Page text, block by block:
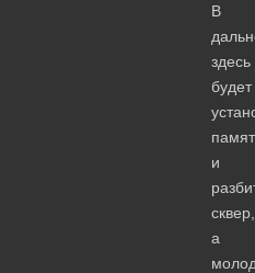
В
здесь
будет
и
сквер,
а